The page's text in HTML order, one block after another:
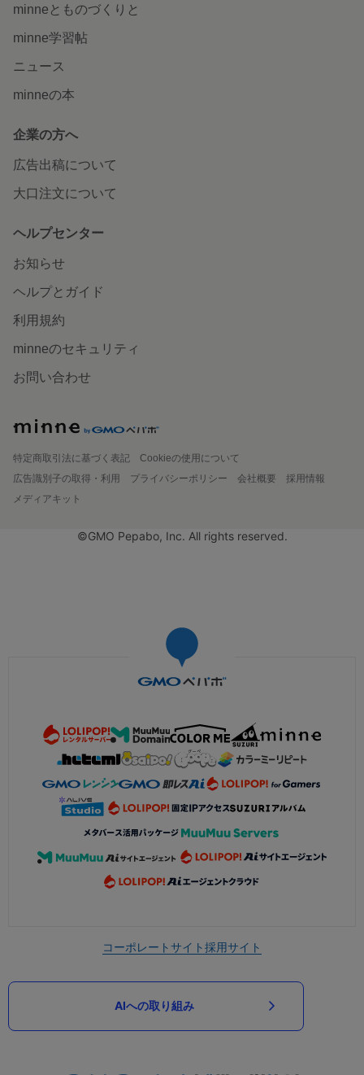
minneとものづくりと
minne学習帖
ニュース
minneの本
企業の方へ
広告出稿について
大口注文について
ヘルプセンター
お知らせ
ヘルプとガイド
利用規約
minneのセキュリティ
お問い合わせ
特定商取引法に基づく表記
Cookieの使用について
広告識別子の取得・利用
プライバシーポリシー 会社概要
採用情報
メディアキット
©GMO Pepabo, Inc. All rights reserved.
コーポレートサイト採用サイト
AIへの取り組み